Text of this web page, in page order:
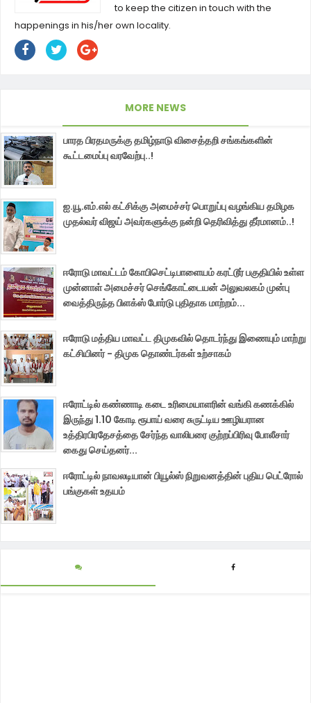
to keep the citizen in touch with the
happenings in his/her own locality.
MORE NEWS
பாரத பிரதமருக்கு தமிழ்நாடு விசைத்தறி சங்கங்களின்
கூட்டமைப்பு வரவேற்பு..!
ஐ.யூ.எம்.எல் கட்சிக்கு அமைச்சர் பொறுப்பு வழங்கிய தமிழக
முதல்வர் விஜய் அவர்களுக்கு நன்றி தெரிவித்து தீர்மானம்..!
ஈரோடு மாவட்டம் கோபிசெட்டிபாளையம் கரட்டூர் பகுதியில் உள்ள
முன்னாள் அமைச்சர் செங்கோட்டையன் அலுவலகம் முன்பு
வைத்திருந்த பிளக்ஸ் போர்டு புதிதாக மாற்றம்...
ஈரோடு மத்திய மாவட்ட திமுகவில் தொடர்ந்து இணையும் மாற்று
கட்சியினர் - திமுக தொண்டர்கள் உற்சாகம்
ஈரோட்டில் கண்ணாடி கடை உரிமையாளரின் வங்கி கணக்கில்
இருந்து 1.10 கோடி ரூபாய் வரை சுருட்டிய ஊழியரான
உத்திரபிரதேசத்தை சேர்ந்த வாலிபரை குற்றப்பிரிவு போலீசார்
கைது செய்தனர்...
ஈரோட்டில் நாவலடியான் பியூல்ஸ் நிறுவனத்தின் புதிய பெட்ரோல்
பங்குகள் உதயம்